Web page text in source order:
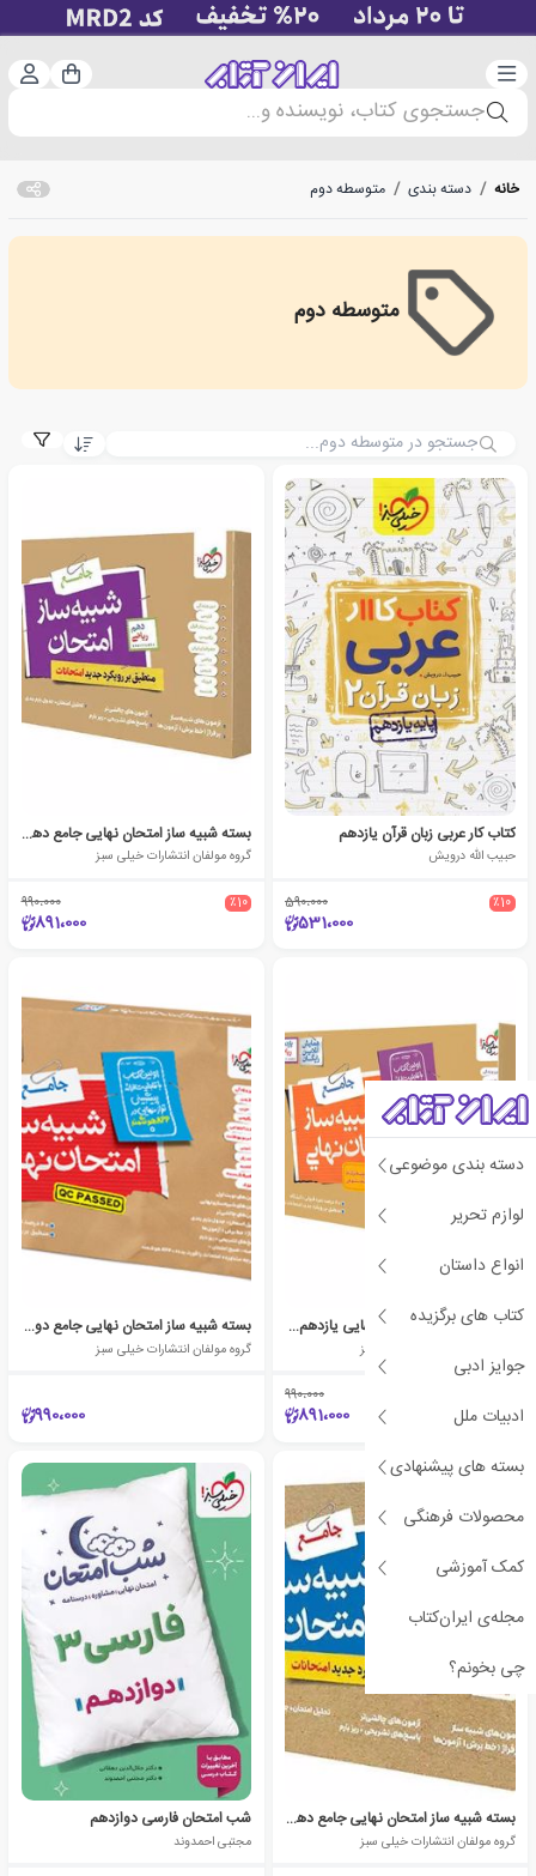
دسته‌بندی سبد
جستجوی کتاب، نویسنده و...
دسته بندی موضوعی
لوازم تحریر
انواع داستان
کتاب های برگزیده
جوایز ادبی
ادبیات ملل
بسته های پیشنهادی
محصولات فرهنگی
کمک آموزشی
مجله‌ی ایران‌کتاب
چی بخونم؟
خانه / دسته بندی / متوسطه دوم
متوسطه دوم
second high school
کتاب کار عربی زبان قرآن یازدهم
حبیب الله درویش
٪10 590،000
531،000
بسته شبیه ساز امتحان نهایی جامع دهم ریاضی
گروه مولفان انتشارات خیلی سبز
٪10 990،000
891،000
بسته شبیه ساز امتحانی نهایی یازدهم ریاضی
گروه مولفان انتشارات خیلی سبز
990،000
891،000
بسته شبیه ساز امتحان نهایی جامع دوازدهم ریاضی
گروه مولفان انتشارات خیلی سبز
990،000
بسته شبیه ساز امتحان نهایی جامع دهم تجربی
گروه مولفان انتشارات خیلی سبز
شب امتحان فارسی دوازدهم
مجتبی احمدوند